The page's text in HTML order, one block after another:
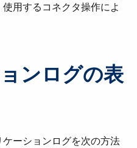
用するコネクタ操作によ
ンログの表
ーションログを次の方法